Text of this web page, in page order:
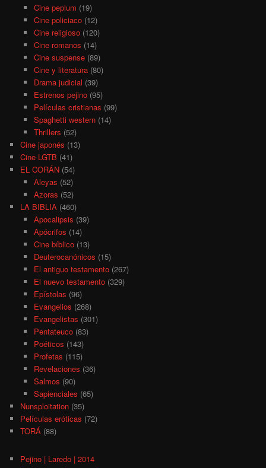
Cine peplum (19)
Cine policiaco(12)
Cine religioso(120)
Cine romanos (14)
Cine suspense(89)
Cine y literatura(80)
Drama judicial (39)
Estrenos pejino(95)
Películas cristianas (99)
Spaghetti western(14)
Thrillers (52)
Cine japonés (13)
Cine LGTB (41)
EL CORÁN (54)
Aleyas (52)
Azoras (52)
LA BIBLIA (460)
Apocalipsis (39)
Apócrifos (14)
Cine bíblico(13)
Deuterocanónicos (15)
El antiguo testamento(267)
El nuevo testamento(329)
Epístolas (96)
Evangelios (268)
Evangelistas (301)
Pentateuco(83)
Poéticos (143)
Profetas (115)
Revelaciones (36)
Salmos (90)
Sapienciales (65)
Nunsploitation (35)
Películas eróticas (72)
TORÁ (88)
Pejino | Laredo | 2014